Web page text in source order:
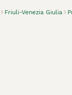
Friuli-Venezia Giulia